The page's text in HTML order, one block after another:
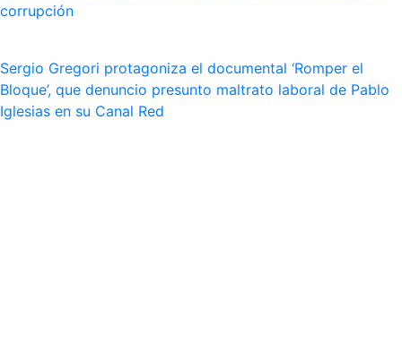
corrupción
Sergio Gregori protagoniza el documental ‘Romper el
Bloque’, que denuncio presunto maltrato laboral de Pablo
Iglesias en su Canal Red